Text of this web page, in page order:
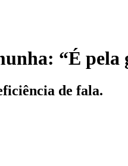
“É pela
de fala.